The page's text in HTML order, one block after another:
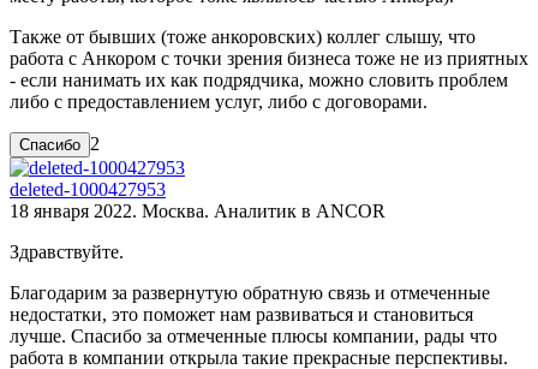
Также от бывших (тоже анкоровских) коллег слышу, что
работа с Анкором с точки зрения бизнеса тоже не из приятных
- если нанимать их как подрядчика, можно словить проблем
либо с предоставлением услуг, либо с договорами.
2
deleted-1000427953
18 января 2022. Москва. Аналитик в ANCOR
Здравствуйте.
Благодарим за развернутую обратную связь и отмеченные
недостатки, это поможет нам развиваться и становиться
лучше. Спасибо за отмеченные плюсы компании, рады что
работа в компании открыла такие прекрасные перспективы.